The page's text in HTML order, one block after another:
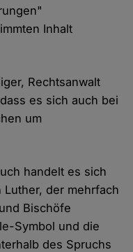
Inhalt
Rechtsanwalt
es sich auch bei
um
handelt es sich
Luther, der mehrfach
Bischöfe
Symbol und die
des Spruchs